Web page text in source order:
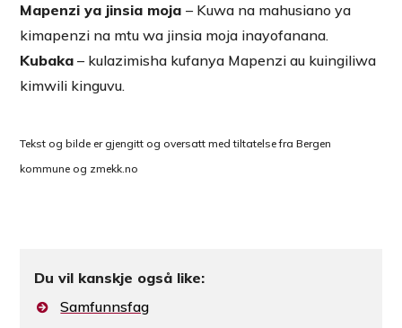
Mapenzi ya jinsia moja– Kuwa na mahusiano ya
kimapenzi na mtu wa jinsia moja inayofanana.
Kubaka – kulazimisha kufanya Mapenzi au kuingiliwa
kimwili kinguvu.
Tekst og bilde er gjengitt og oversatt med tiltatelse fra Bergen
kommune og zmekk.no
Du vil kanskje også like:
Samfunnsfag